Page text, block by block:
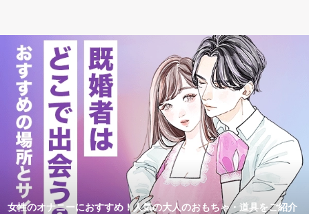
女性のオナニーにおすすめ！人気の大人のおもちゃ・道具をご紹介